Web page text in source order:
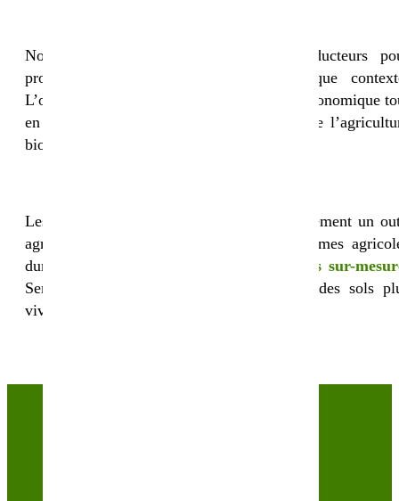
Nous travaillons au plus près des producteurs
proposer des solutions adaptées à chaque
L’objectif est d’optimiser la performance agronomique
en respectant les principes fondamentaux de
biologique.
Les couverts végétaux bio ne sont pas seulement un
agronomique : ils sont un pilier des systèmes
durables de demain. Grâce à des
mélanges sur-
Sembio accompagne les producteurs vers des sols
vivants, plus fertiles et plus résilients.